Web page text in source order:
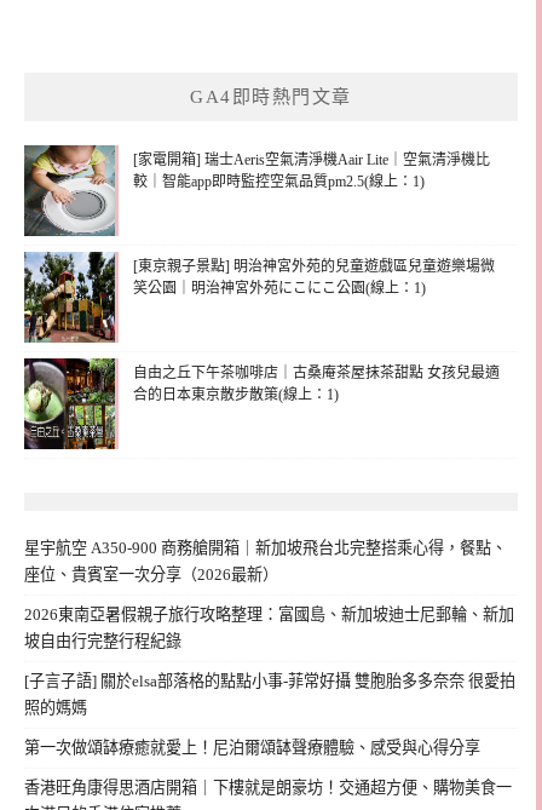
GA4即時熱門文章
[家電開箱] 瑞士Aeris空氣清淨機Aair Lite｜空氣清淨機比
較｜智能app即時監控空氣品質pm2.5(線上：1)
[東京親子景點] 明治神宮外苑的兒童遊戲區兒童遊樂場微
笑公園｜明治神宮外苑にこにこ公園(線上：1)
自由之丘下午茶咖啡店｜古桑庵茶屋抹茶甜點 女孩兒最適
合的日本東京散步散策(線上：1)
星宇航空 A350-900 商務艙開箱｜新加坡飛台北完整搭乘心得，餐點、
座位、貴賓室一次分享（2026最新）
2026東南亞暑假親子旅行攻略整理：富國島、新加坡迪士尼郵輪、新加
坡自由行完整行程紀錄
[子言子語] 關於elsa部落格的點點小事-菲常好攝 雙胞胎多多奈奈 很愛拍
照的媽媽
第一次做頌缽療癒就愛上！尼泊爾頌缽聲療體驗、感受與心得分享
香港旺角康得思酒店開箱｜下樓就是朗豪坊！交通超方便、購物美食一